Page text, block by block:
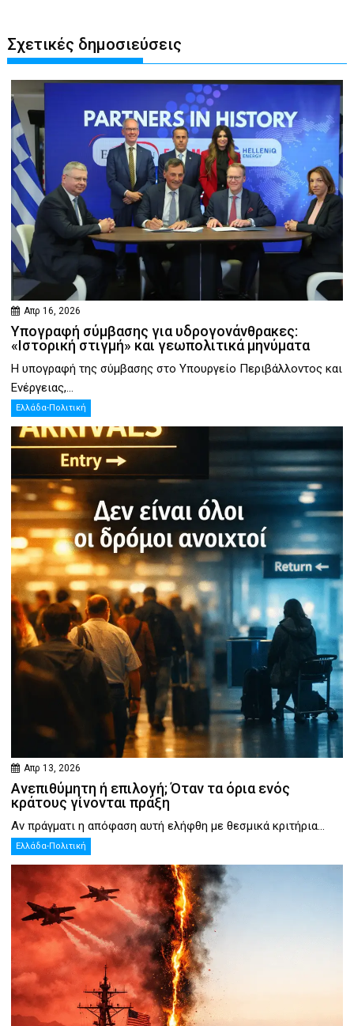
Σχετικές δημοσιεύσεις
Απρ 16, 2026
Υπογραφή σύμβασης για υδρογονάνθρακες:
«Ιστορική στιγμή» και γεωπολιτικά μηνύματα
Η υπογραφή της σύμβασης στο Υπουργείο Περιβάλλοντος και
Ενέργειας,...
Ελλάδα-Πολιτική
Απρ 13, 2026
Ανεπιθύμητη ή επιλογή; Όταν τα όρια ενός
κράτους γίνονται πράξη
Αν πράγματι η απόφαση αυτή ελήφθη με θεσμικά κριτήρια...
Ελλάδα-Πολιτική